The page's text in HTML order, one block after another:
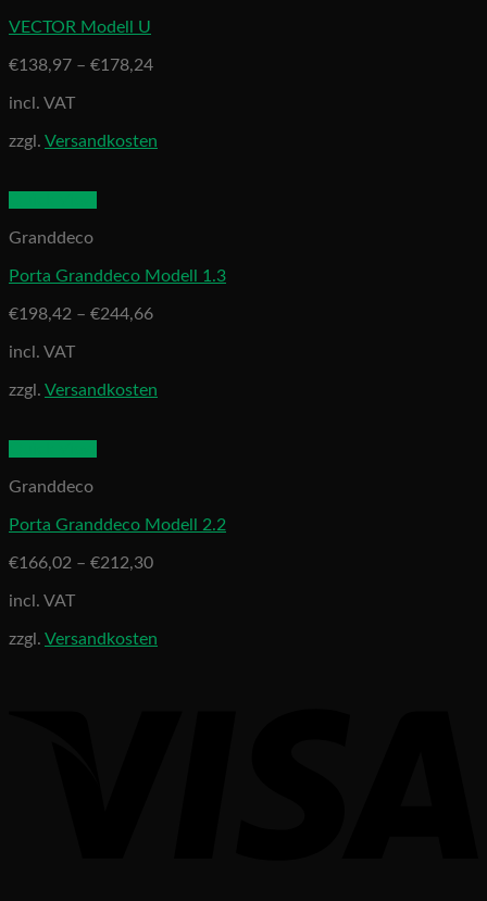
VECTOR Modell U
€138,97 – €178,24
incl. VAT
zzgl. Versandkosten
Granddeco
Porta Granddeco Modell 1.3
€198,42 – €244,66
incl. VAT
zzgl. Versandkosten
Granddeco
Porta Granddeco Modell 2.2
€166,02 – €212,30
incl. VAT
zzgl. Versandkosten